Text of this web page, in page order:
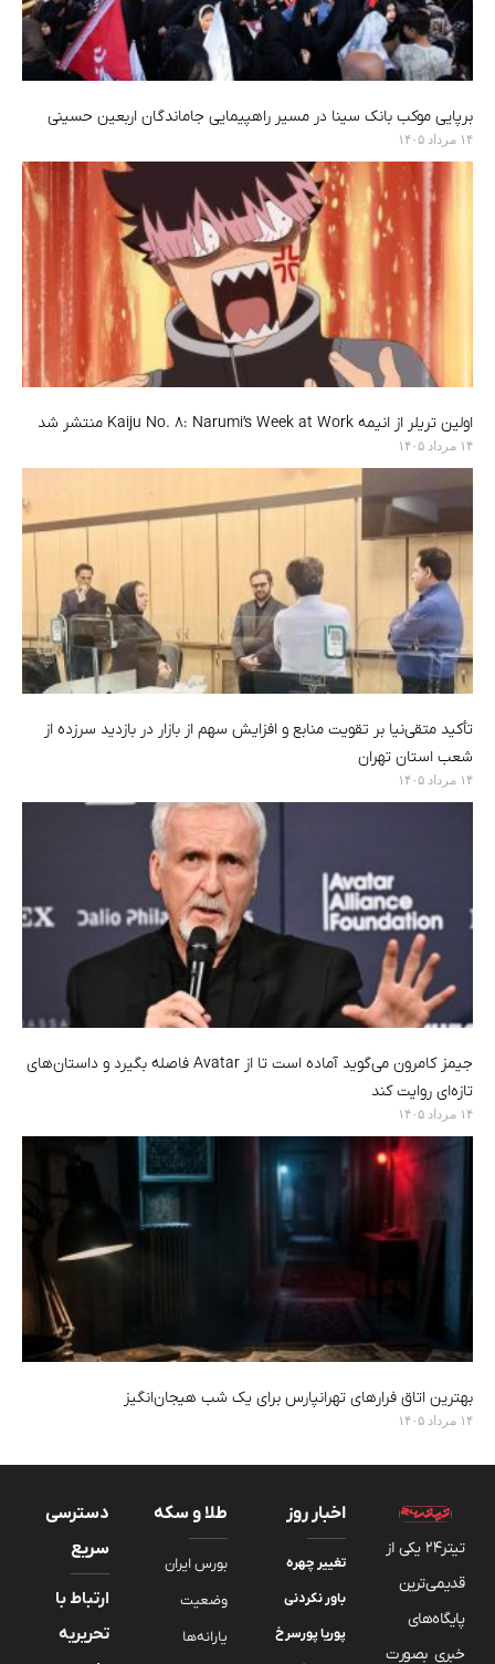
برپایی موکب بانک سینا در مسیر راهپیمایی جاماندگان اربعین حسینی
۱۴ مرداد ۱۴۰۵
اولین تریلر از انیمه Kaiju No. 8: Narumi’s Week at Work منتشر شد
۱۴ مرداد ۱۴۰۵
تأکید متقی‌نیا بر تقویت منابع و افزایش سهم از بازار در بازدید سرزده از
شعب استان تهران
۱۴ مرداد ۱۴۰۵
جیمز کامرون می‌گوید آماده است تا از Avatar فاصله بگیرد و داستان‌های
تازه‌ای روایت کند
۱۴ مرداد ۱۴۰۵
بهترین اتاق فرارهای تهرانپارس برای یک شب هیجان‌انگیز
۱۴ مرداد ۱۴۰۵
تیتر24 یکی از
قدیمی‌ترین
پایگاه‌های
خبری بصورت
اخبار روز
تغییر چهره
باور نکردنی
پوریا پورسرخ
طلا و سکه
بورس ایران
وضعیت
یارانه‌ها
دسترسی
سریع
ارتباط با
تحریریه